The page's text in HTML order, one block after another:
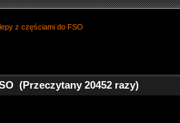
z częściami do FSO
(Przeczytany 20452 razy)